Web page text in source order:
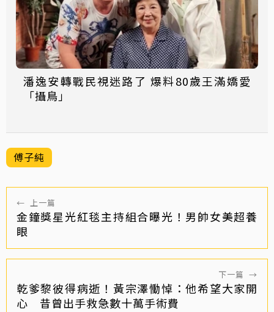
潘逸安轉戰民視迷路了 爆料80歲王滿嬌愛
「攝鳥」
傅子純
← 上一篇
金鐘獎星光紅毯主持組合曝光！男帥女美超養
眼
下一篇 →
乾爹黎彼得病逝！黃宗澤慟悼：他希望大家開
心 昔曾出手救急數十萬手術費